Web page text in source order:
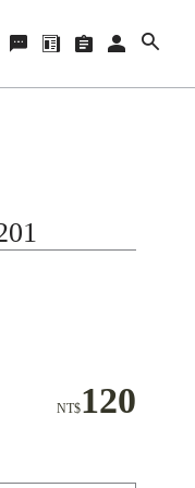
NT$120